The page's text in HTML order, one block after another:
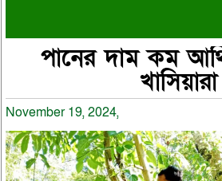
পানের দাম কম
খাসিয়ারা
November 19, 2024,